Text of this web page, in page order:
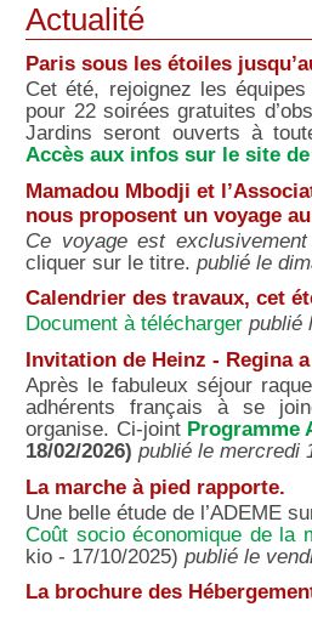
Actualité
Paris sous les étoiles
Cet été, rejoignez les équipes
pour 22 soirées gratuites
Jardins seront ouverts à
Accès aux infos sur le site de
Mamadou Mbodji et
nous proposent un voyage
Ce voyage est
cliquer sur le titre. publié le
Calendrier des travaux, cet
Document à télécharger publié
Invitation de Heinz - Regina
Après le fabuleux séjour
adhérents français à se
organise. Ci-joint Programme
18/02/2026)publié le mercredi
La marche à pied rapporte.
Une belle étude de l’ADEME
Coût socio économique de la
kio - 17/10/2025)publié le
La brochure des